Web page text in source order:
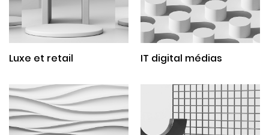
Luxe et retail IT digital médias